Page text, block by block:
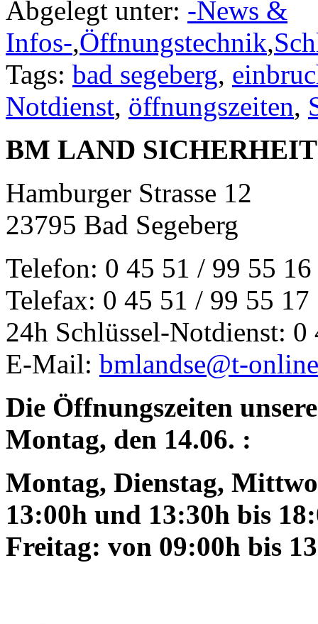
Abgelegt unter: -News &
Infos-,Öffnungstechnik,
Tags: bad segeberg,
Notdienst, öffnungszeiten,
BM LAND
Hamburger Strasse 12
23795 Bad Segeberg
Telefon: 0 45 51 / 99 55 16
Telefax: 0 45 51 / 99 55 17
24h Schlüssel-Notdienst:
E-Mail: bmlandse@t-
Die Öffnungszeiten
Montag, den 14.06. :
Montag, Dienstag,
13:00h und 13:30h bis
Freitag: von 09:00h bis